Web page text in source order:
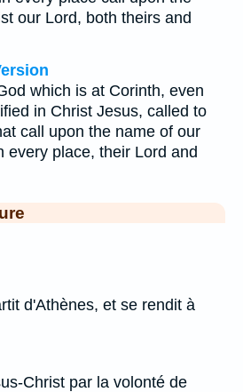
our Lord, both theirs and
which is at Corinth, even
in Christ Jesus, called to
call upon the name of our
every place, their Lord and
d'Athènes, et se rendit à
Christ par la volonté de